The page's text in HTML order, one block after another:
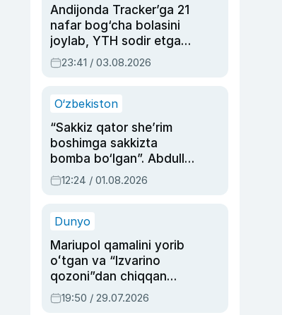
Andijonda Tracker’ga 21
nafar bog‘cha bolasini
joylab, YTH sodir etgan
ayolga sud hukmi o‘qildi
23:41 / 03.08.2026
O‘zbekiston
“Sakkiz qator she’rim
boshimga sakkizta
bomba bo‘lgan”. Abdulla
Oripovni siyosiy
ayblovlardan asrab
12:24 / 01.08.2026
Dunyo
Mariupol qamalini yorib
oʻtgan va “Izvarino
qozoni”dan chiqqan
qahramon — Ukraina
armiyasi bosh
19:50 / 29.07.2026